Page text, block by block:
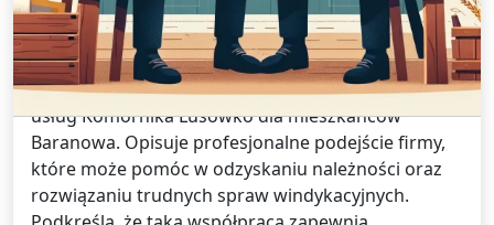
Komornika Lusówko, jeśli mieszkasz
w Baranowie?
Artykuł omawia korzyści płynące z korzystania z
usług Komornika Lusówko dla mieszkańców
Baranowa. Opisuje profesjonalne podejście firmy,
które może pomóc w odzyskaniu należności oraz
rozwiązaniu trudnych spraw windykacyjnych.